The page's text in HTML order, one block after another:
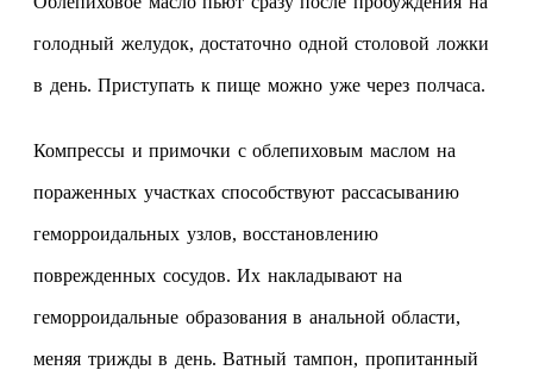
голодный желудок, достаточно одной столовой ложки
в день. Приступать к пище можно уже через полчаса.
Компрессы и примочки с облепиховым маслом на
пораженных участках способствуют рассасыванию
геморроидальных узлов, восстановлению
поврежденных сосудов. Их накладывают на
геморроидальные образования в анальной области,
меняя трижды в день. Ватный тампон, пропитанный